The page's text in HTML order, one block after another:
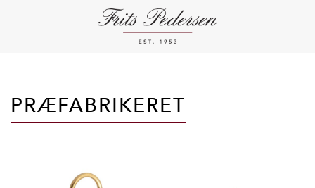
PRÆFABRIKERET